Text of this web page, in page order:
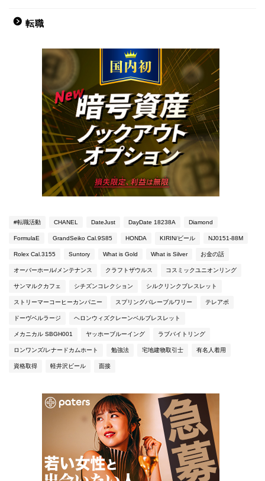
転職
#転職活動 CHANEL DateJust DayDate 18238A Diamond
FormulaE GrandSeiko Cal.9S85 HONDA KIRIN/ビール NJ0151-88M
Rolex Cal.3155 Suntory What is Gold What is Silver お金の話
オーバーホール/メンテナンス クラフトザウルス コスミックユニオンリング
サンマルクカフェ シチズンコレクション シルクリンクブレスレット
ストリーマーコーヒーカンパニー スプリングバレーブルワリー テレアポ
ドーヴベルラージ ヘロンウィズクレーンベルブレスレット
メカニカル SBGH001 ヤッホーブルーイング ラブバイトリング
ロンワンズ/レナードカムホート 勉強法 宅地建物取引士 有名人着用
資格取得 軽井沢ビール 面接